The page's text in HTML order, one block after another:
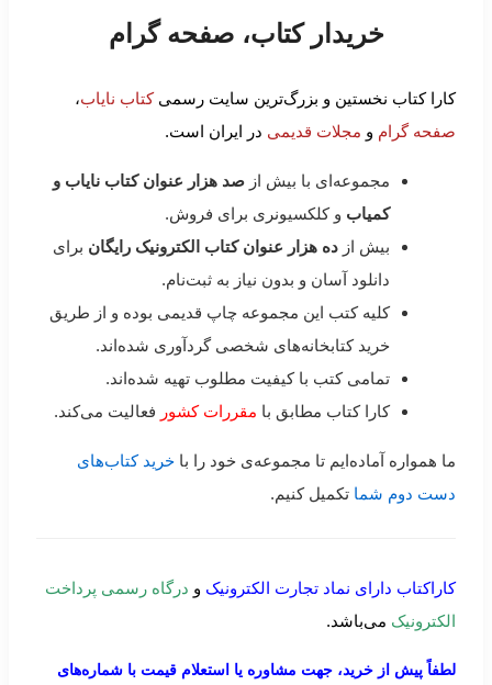
خریدار کتاب، صفحه گرام
کارا کتاب نخستین و بزرگ‌ترین سایت رسمیکتاب نایاب،
صفحه گرام و مجلات قدیمی در ایران است.
مجموعه‌ای با بیش از صد هزار عنوان کتاب نایاب و
کمیاب و کلکسیونری برای فروش.
بیش از ده هزار عنوان کتاب الکترونیک رایگان برای
دانلود آسان و بدون نیاز به ثبت‌نام.
کلیه کتب این مجموعه چاپ قدیمی بوده و از طریق
خرید کتابخانه‌های شخصی گردآوری شده‌اند.
تمامی کتب با کیفیت مطلوب تهیه شده‌اند.
کارا کتاب مطابق با مقررات کشور فعالیت می‌کند.
ما همواره آماده‌ایم تا مجموعه‌ی خود را با خرید کتاب‌های
دست دوم شما تکمیل کنیم.
کاراکتاب دارای نماد تجارت الکترونیک و درگاه رسمی پرداخت
الکترونیک می‌باشد.
لطفاً پیش از خرید، جهت مشاوره یا استعلام قیمت با شماره‌های